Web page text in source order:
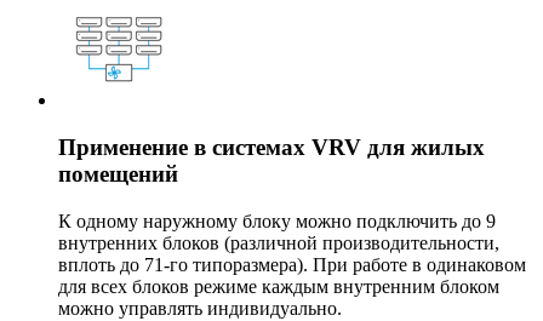
Применение в системах VRV для жилых
помещений
К одному наружному блоку можно подключить до 9
внутренних блоков (различной производительности,
вплоть до 71-го типоразмера). При работе в одинаковом
для всех блоков режиме каждым внутренним блоком
можно управлять индивидуально.